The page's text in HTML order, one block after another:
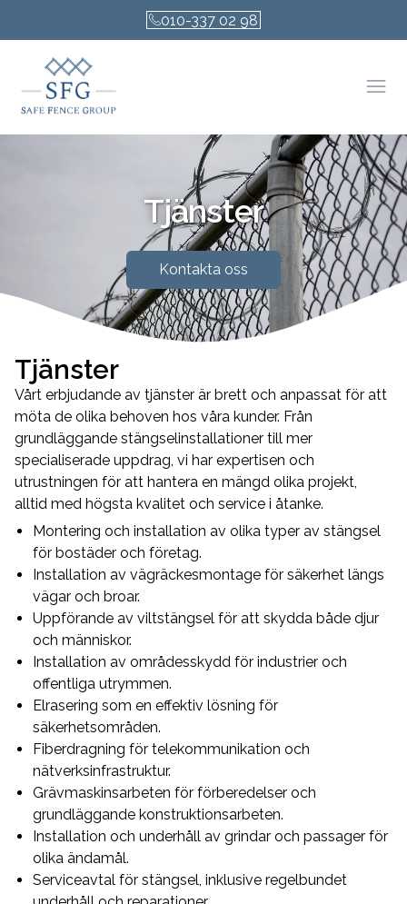
010-337 02 98
Tjänster
Kontakta oss
Tjänster
Vårt erbjudande av tjänster är brett och anpassat för att
möta de olika behoven hos våra kunder. Från
grundläggande stängselinstallationer till mer
specialiserade uppdrag, vi har expertisen och
utrustningen för att hantera en mängd olika projekt,
alltid med högsta kvalitet och service i åtanke.
Montering och installation av olika typer av stängsel
för bostäder och företag.
Installation av vägräckesmontage för säkerhet längs
vägar och broar.
Uppförande av viltstängsel för att skydda både djur
och människor.
Installation av områdesskydd för industrier och
offentliga utrymmen.
Elrasering som en effektiv lösning för
säkerhetsområden.
Fiberdragning för telekommunikation och
nätverksinfrastruktur.
Grävmaskinsarbeten för förberedelser och
grundläggande konstruktionsarbeten.
Installation och underhåll av grindar och passager för
olika ändamål.
Serviceavtal för stängsel, inklusive regelbundet